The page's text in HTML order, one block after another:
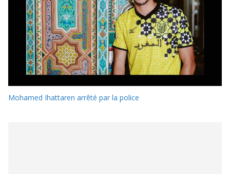
Mohamed Ihattaren arrêté par la police